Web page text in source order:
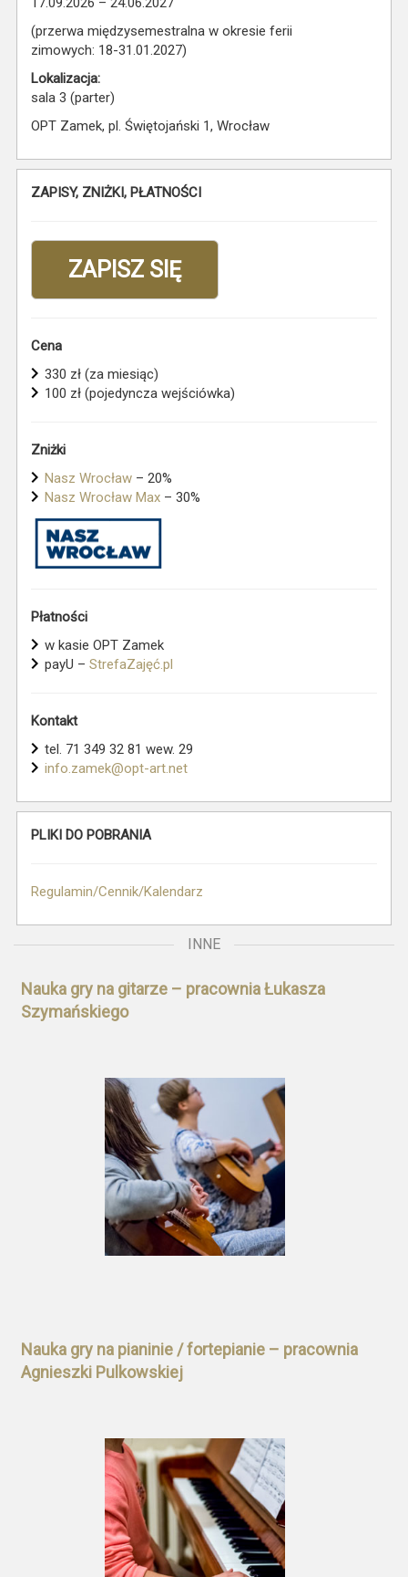
(przerwa międzysemestralna w okresie ferii
zimowych: 18-31.01.2027)
Lokalizacja:
sala 3 (parter)
OPT Zamek, pl. Świętojański 1, Wrocław
ZAPISY, ZNIŻKI, PŁATNOŚCI
ZAPISZ SIĘ
Cena
330 zł (za miesiąc)
100 zł (pojedyncza wejściówka)
Zniżki
Nasz Wrocław – 20%
Nasz Wrocław Max – 30%
Płatności
w kasie OPT Zamek
payU – StrefaZajęć.pl
Kontakt
tel. 71 349 32 81 wew. 29
info.zamek@opt-art.net
PLIKI DO POBRANIA
Regulamin/Cennik/Kalendarz
INNE
Nauka gry na gitarze – pracownia Łukasza
Szymańskiego
Nauka gry na pianinie / fortepianie – pracownia
Agnieszki Pulkowskiej